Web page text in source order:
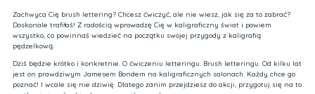
Zachwyca Cię brush lettering? Chcesz ćwiczyć, ale nie wiesz, jak się za to zabrać?
Doskonale trafiłaś! Z radością wprowadzę Cię w kaligraficzny świat i powiem
wszystko, co powinnaś wiedzieć na początku swojej przygody z kaligrafią
pędzelkową.
Dziś będzie krótko i konkretnie. O ćwiczeniu letteringu. Brush letteringu. Od kilku lat
jest on prawdziwym Jamesem Bondem na kaligraficznych salonach. Każdy chce go
poznać! I wcale się nie dziwię. Dlatego zanim przejdziesz do akcji, przygotuj się na to